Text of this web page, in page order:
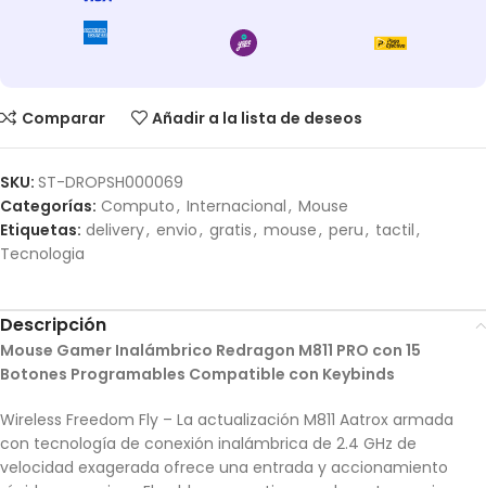
Comparar Añadir a la lista de deseos
SKU: ST-DROPSH000069
Categorías: Computo, Internacional, Mouse
Etiquetas: delivery, envio, gratis, mouse, peru, tactil,
Tecnologia
Descripción
Mouse Gamer Inalámbrico Redragon M811 PRO con 15
Botones Programables Compatible con Keybinds
Wireless Freedom Fly – La actualización M811 Aatrox armada
con tecnología de conexión inalámbrica de 2.4 GHz de
velocidad exagerada ofrece una entrada y accionamiento